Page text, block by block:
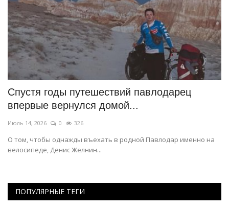
Спустя годы путешествий павлодарец
впервые вернулся домой...
Июль 14, 2026 0 326
О том, чтобы однажды въехать в родной Павлодар именно на
велосипеде, Денис Желнин...
ПОПУЛЯРНЫЕ ТЕГИ